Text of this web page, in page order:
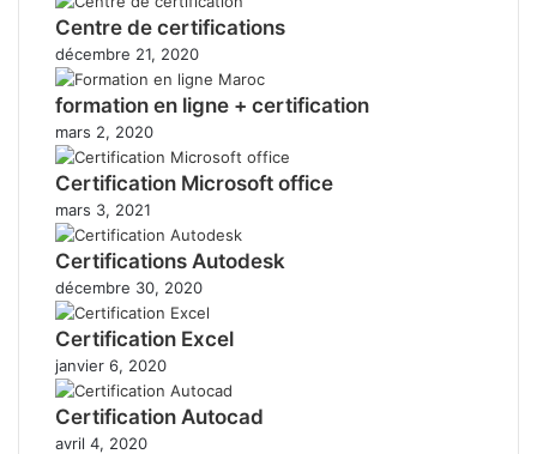
Centre de certifications
décembre 21, 2020
formation en ligne + certification
mars 2, 2020
Certification Microsoft office
mars 3, 2021
Certifications Autodesk
décembre 30, 2020
Certification Excel
janvier 6, 2020
Certification Autocad
avril 4, 2020